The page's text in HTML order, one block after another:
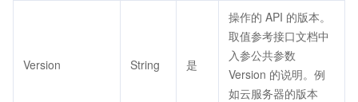
Version String 是
操作的 API 的版本。
取值参考接口文档中
入参公共参数
Version 的说明。例
如云服务器的版本